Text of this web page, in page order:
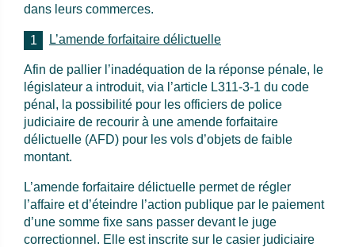
dans leurs commerces.
L’amende forfaitaire délictuelle
Afin de pallier l’inadéquation de la réponse pénale, le
législateur a introduit, via l’article L311-3-1 du code
pénal, la possibilité pour les officiers de police
judiciaire de recourir à une amende forfaitaire
délictuelle (AFD) pour les vols d’objets de faible
montant.
L’amende forfaitaire délictuelle permet de régler
l’affaire et d’éteindre l’action publique par le paiement
d’une somme fixe sans passer devant le juge
correctionnel. Elle est inscrite sur le casier judiciaire